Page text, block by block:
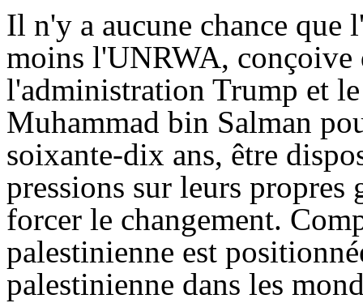
Il n'y a aucune chance que
moins l'UNRWA, conçoive
l'administration Trump et
Muhammad bin Salman
soixante-dix ans, être
pressions sur leurs
forcer le changement.
palestinienne est
palestinienne dans les